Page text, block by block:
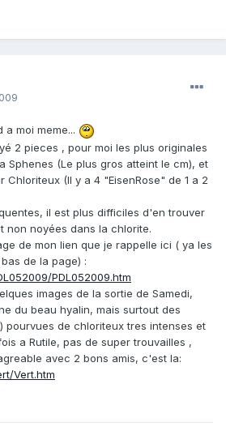
a moi meme...
2 pieces , pour moi les plus originales
Sphenes (Le plus gros atteint le cm), et
Chloriteux (Il y a 4 "EisenRose" de 1 a 2
il est plus difficiles d'en trouver
non noyées dans la chlorite.
de mon lien que je rappelle ici ( ya les
de la page) :
PDL052009.htm
images de la sortie de Samedi,
du beau hyalin, mais surtout des
pourvues de chloriteux tres intenses et
a Rutile, pas de super trouvailles ,
avec 2 bons amis, c'est la:
Vert.htm